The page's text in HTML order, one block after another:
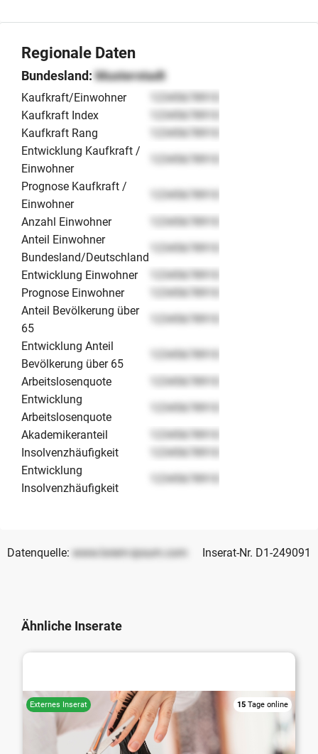
Regionale Daten
Bundesland:Musterstadt
Kaufkraft/Einwohner
12345678910
Kaufkraft Index
12345678910
Kaufkraft Rang
12345678910
Entwicklung Kaufkraft /
Einwohner
12345678910
Prognose Kaufkraft /
Einwohner
12345678910
Anzahl Einwohner
12345678910
Anteil Einwohner
Bundesland/Deutschland
12345678910
Entwicklung Einwohner
12345678910
Prognose Einwohner
12345678910
Anteil Bevölkerung über
65
12345678910
Entwicklung Anteil
Bevölkerung über 65
12345678910
Arbeitslosenquote
12345678910
Entwicklung
Arbeitslosenquote
12345678910
Akademikeranteil
12345678910
Insolvenzhäufigkeit
12345678910
Entwicklung
Insolvenzhäufigkeit
12345678910
Datenquelle: www.lorem-ipsum.com Inserat-Nr. D1-249091
Ähnliche Inserate
15 Tage online